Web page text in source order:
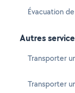
Évacuation
Autres
Transporter
Transporter